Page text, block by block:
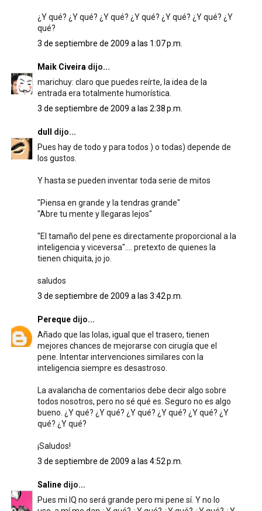
¿Y qué? ¿Y qué? ¿Y qué? ¿Y qué? ¿Y qué? ¿Y qué? ¿Y
qué?
3 de septiembre de 2009 a las 1:07 p.m.
Maik Civeira dijo...
marichuy: claro que puedes reírte, la idea de la
entrada era totalmente humorística.
3 de septiembre de 2009 a las 2:38 p.m.
dull
dijo...
Pues hay de todo y para todos ) o todas) depende de
los gustos.
Y hasta se pueden inventar toda serie de mitos
"Piensa en grande y la tendras grande"
"Abre tu mente y llegaras lejos"
"El tamaño del pene es directamente proporcional a la
inteligencia y viceversa".... pretexto de quienes la
tienen chiquita, jo jo.
saludos
3 de septiembre de 2009 a las 3:42 p.m.
Perequedijo...
Añado que las lolas, igual que el trasero, tienen
mejores chances de mejorarse con cirugía que el
pene. Intentar intervenciones similares con la
inteligencia siempre es desastroso.
La avalancha de comentarios debe decir algo sobre
todos nosotros, pero no sé qué es. Seguro no es algo
bueno. ¿Y qué? ¿Y qué? ¿Y qué? ¿Y qué? ¿Y qué? ¿Y
qué? ¿Y qué?
¡Saludos!
3 de septiembre de 2009 a las 4:52 p.m.
Salinedijo...
Pues mi IQ no será grande pero mi pene sí. Y no lo